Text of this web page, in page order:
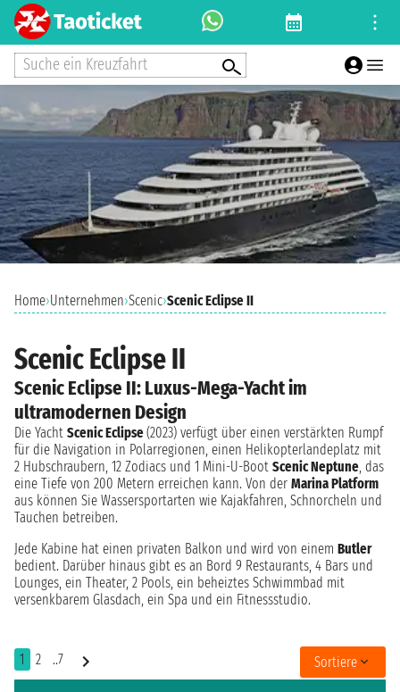
Suche ein Kreuzfahrt
Home›Unternehmen›Scenic›Scenic Eclipse II
Scenic Eclipse II
Scenic Eclipse II: Luxus-Mega-Yacht im
ultramodernen Design
Die Yacht Scenic Eclipse(2023) verfügt über einen verstärkten Rumpf
für die Navigation in Polarregionen, einen Helikopterlandeplatz mit
2 Hubschraubern, 12 Zodiacs und 1 Mini-U-Boot Scenic Neptune, das
eine Tiefe von 200 Metern erreichen kann. Von der Marina Platform
aus können Sie Wassersportarten wie Kajakfahren, Schnorcheln und
Tauchen betreiben.
Jede Kabine hat einen privaten Balkon und wird von einem Butler
bedient. Darüber hinaus gibt es an Bord 9 Restaurants, 4 Bars und
Lounges, ein Theater, 2 Pools, ein beheiztes Schwimmbad mit
versenkbarem Glasdach, ein Spa und ein Fitnessstudio.
1 2 ..7 Sortiere